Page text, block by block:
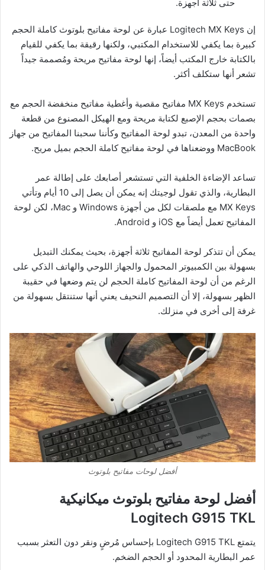
حتى ثلاثة أجهزة.
إن Logitech MX Keys عبارة عن لوحة مفاتيح بلوتوث كاملة الحجم
كبيرة بما يكفي للاستخدام المكتبي، ولكنها رقيقة بما يكفي للقيام
بالكتابة خارج المكتب أيضاً، إنها لوحة مفاتيح مريحة ومُصممة جيداً
تشعر أنها ستكلف أكثر.
تستخدم MX Keys مفاتيح مقصية وأغطية مفاتيح منخفضة الحجم مع
بصمات بحجم الإصبع لكتابة مريحة ومع الهيكل المصنوع من قطعة
واحدة من المعدن، تبدو لوحة المفاتيح وكأننا سحبنا المفاتيح من جهاز
MacBook ووضعناها في لوحة مفاتيح كاملة الحجم بميل مريح.
تساعد الإضاءة الخلفية التي تستشعر أصابعك على إطالة عمر
البطارية، والذي تقول لوجيتك إنه يمكن أن يصل إلى 10 أيام وتأتي
MX Keys مع ملصقات لكل من أجهزة Windows و Mac، لكن لوحة
المفاتيح تعمل أيضاً مع iOS و Android.
يمكن أن تتذكر لوحة المفاتيح ثلاثة أجهزة، بحيث يمكنك التبديل
بسهولة بين الكمبيوتر المحمول والجهاز اللوحي والهاتف الذكي على
الرغم من أن لوحة المفاتيح كاملة الحجم لن يتم وضعها في حقيبة
الظهر بسهولة، إلا أن التصميم النحيف يعني أنها ستنتقل بسهولة من
غرفة إلى أخرى في منزلك.
أفضل لوحات مفاتيح بلوتوث
أفضل لوحة مفاتيح بلوتوث ميكانيكية
Logitech G915 TKL
يتمتع Logitech G915 TKL بإحساس مُرضٍ ونقر دون التعثر بسبب
عمر البطارية المحدود أو الحجم الضخم.